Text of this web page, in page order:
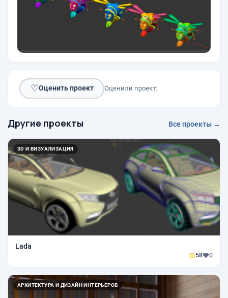
♡Оценить проект Оценили проект:
Другие проекты Все проекты →
3D И ВИЗУАЛИЗАЦИЯ
Lada
58 0
АРХИТЕКТУРА И ДИЗАЙН ИНТЕРЬЕРОВ